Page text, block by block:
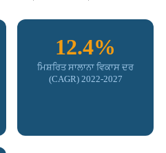
12.4%
ਮਿਸ਼ਰਿਤ ਸਾਲਾਨਾ ਵਿਕਾਸ ਦਰ
(CAGR) 2022-2027